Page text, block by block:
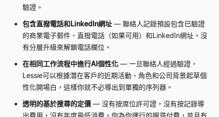
驗證。
包含直撥電話和LinkedIn網址 — 聯絡人記錄預設包含已驗證
的商業電子郵件、直撥電話（如果可用）和LinkedIn網址。沒
有分層升級來解鎖電話欄位。
在相同工作流程中進行AI個性化 — 一旦聯絡人經過驗證，
Lessie可以根據潛在客戶的近期活動、角色和公司背景起草個
性化開場白，這樣你就不必導出到單獨的序列器。
透明的基於搜尋的定價 — 沒有按席位許可證，沒有按記錄導
出費用，沒有年度最低消費。你為你運行的搜尋付費，並且有